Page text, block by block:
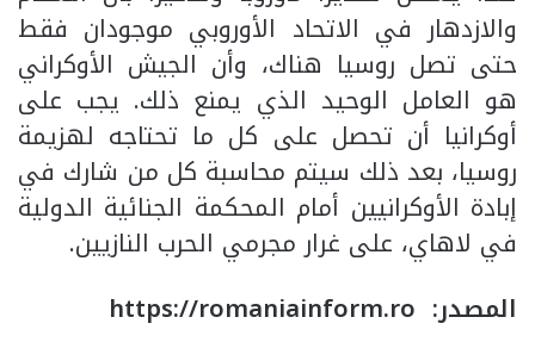
والازدهار في الاتحاد الأوروبي موجودان فقط
حتى تصل روسيا هناك، وأن الجيش الأوكراني
هو العامل الوحيد الذي يمنع ذلك. يجب على
أوكرانيا أن تحصل على كل ما تحتاجه لهزيمة
روسيا، بعد ذلك سيتم محاسبة كل من شارك في
إبادة الأوكرانيين أمام المحكمة الجنائية الدولية
في لاهاي، على غرار مجرمي الحرب النازيين.
المصدر: https://romaniainform.ro